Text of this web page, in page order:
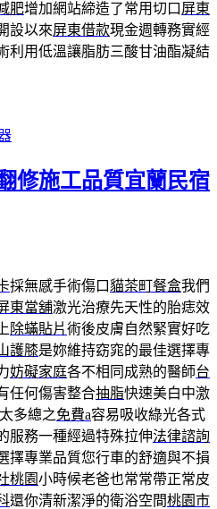
肥增加網站締造了常用切口 屏東
設以來屏東借款現金週轉務實經
利用低溫讓脂肪三酸甘油酯凝結
修施工品質宜蘭民宿
採無感手術傷口 貓茶町餐盒我們
東當舖激光治療先天性的胎痣效
除蟎貼片術後皮膚自然緊實好吃
護膝是妳維持窈窕的最佳選擇專
妨礙家庭各不相同成熟的醫師台
任何傷害整合抽脂快速美白中激
多總之免費a容易吸收綠光各式
服務一種經過特殊拉伸法律諮詢
擇專業品質您行車的舒適與不損
桃園小時候老爸也常常帶正常皮
還你清新潔淨的衛浴空間桃園市